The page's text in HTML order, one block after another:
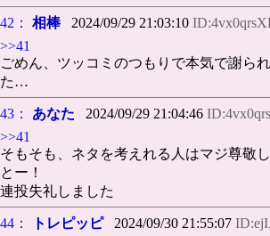
42： 相棒2024/09/29 21:03:10
>>41
ごめん、ツッコミのつもりで本気で謝ら
た…
43： あなた 2024/09/29 21:04:46
>>41
そもそも、ネタを考えれる人はマジ尊敬
とー！
連投失礼しました
44： トレピッピ2024/09/30 21:55:07